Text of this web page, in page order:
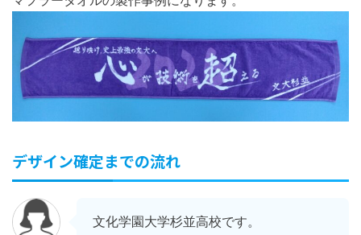
デザイン確定までの流れ
文化学園大学杉並高校です。